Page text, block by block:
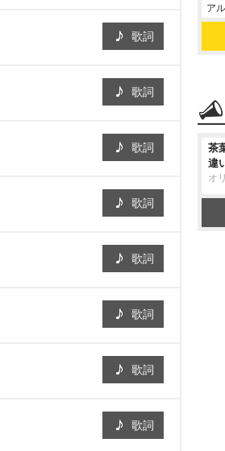
歌詞
歌詞
歌詞
歌詞
歌詞
歌詞
歌詞
歌詞
ア
茶
違
オ